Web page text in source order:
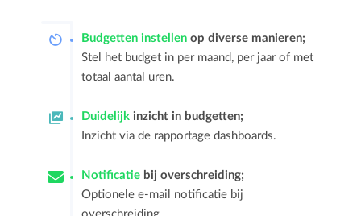
Budgetten instellen op diverse manieren;
Stel het budget in per maand, per jaar of met
totaal aantal uren.
Duidelijk inzicht in budgetten;
Inzicht via de rapportage dashboards.
Notificatie bij overschreiding;
Optionele e-mail notificatie bij